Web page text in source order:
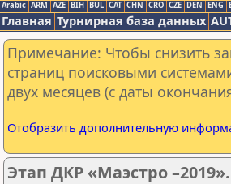
Arabic ARM AZE BIH BUL CAT CHN CRO CZE DEN ENG
Главная Турнирная база данных
Примечание: Чтобы снизить
страниц поисковыми
двух месяцев (с даты
Отобразить дополнительную
Этап ДКР «Маэстро